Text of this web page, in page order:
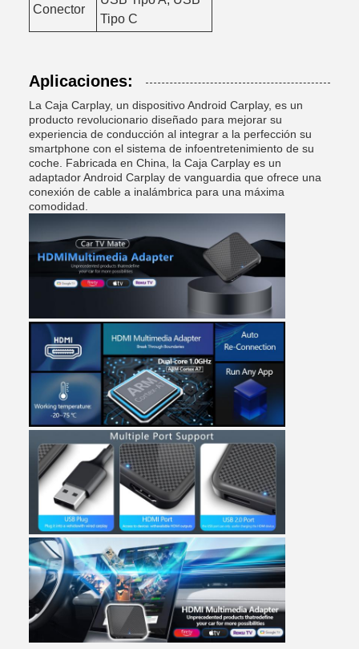
Conector
Tipo C
Aplicaciones:
La Caja Carplay, un dispositivo Android Carplay, es un
producto revolucionario diseñado para mejorar su
experiencia de conducción al integrar a la perfección su
smartphone con el sistema de infoentretenimiento de su
coche. Fabricada en China, la Caja Carplay es un
adaptador Android Carplay de vanguardia que ofrece una
conexión de cable a inalámbrica para una máxima
comodidad.